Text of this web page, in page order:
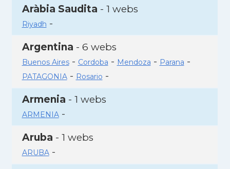
Aràbia Saudita - 1 webs
Riyadh -
Argentina - 6 webs
Buenos Aires- Cordoba - Mendoza - Parana -
PATAGONIA- Rosario -
Armenia - 1 webs
ARMENIA-
Aruba - 1 webs
ARUBA-